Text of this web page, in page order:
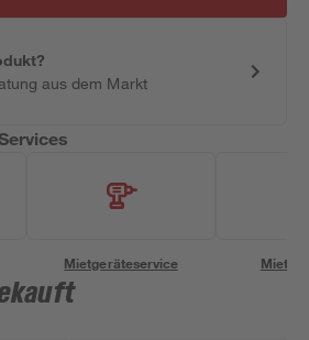
aus dem Markt
Mietgeräteservice